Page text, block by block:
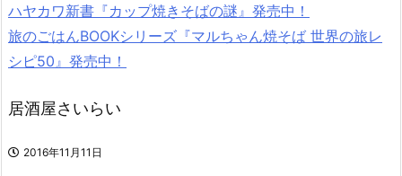
ハヤカワ新書『カップ焼きそばの謎』発売中！
旅のごはんBOOKシリーズ『マルちゃん焼そば 世界の旅レ
シピ50』発売中！
居酒屋さいらい
2016年11月11日